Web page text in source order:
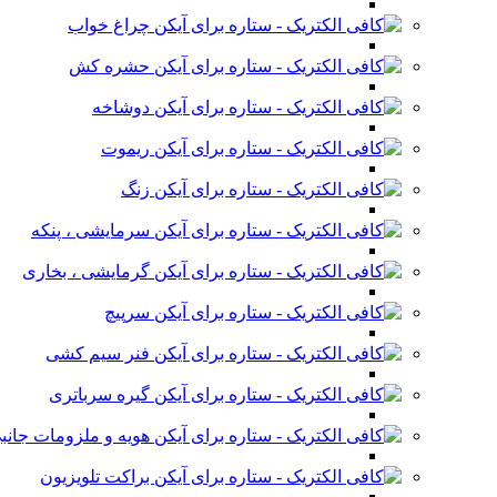
چراغ خواب
حشره کش
دوشاخه
ریموت
زنگ
سرمایشی ، پنکه
گرمایشی ، بخاری
سرپیچ
فنر سیم کشی
گیره سرباتری
هویه و ملزومات
براکت تلویزیون